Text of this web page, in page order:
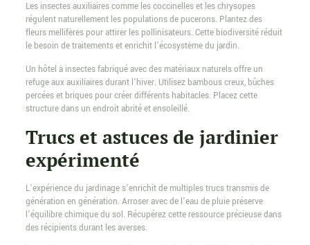
Les insectes auxiliaires comme les coccinelles et les chrysopes
régulent naturellement les populations de pucerons. Plantez des
fleurs mellifères pour attirer les pollinisateurs. Cette biodiversité réduit
le besoin de traitements et enrichit l’écosystème du jardin.
Un hôtel à insectes fabriqué avec des matériaux naturels offre un
refuge aux auxiliaires durant l’hiver. Utilisez bambous creux, bûches
percées et briques pour créer différents habitacles. Placez cette
structure dans un endroit abrité et ensoleillé.
Trucs et astuces de jardinier
expérimenté
L’expérience du jardinage s’enrichit de multiples trucs transmis de
génération en génération. Arroser avec de l’eau de pluie préserve
l’équilibre chimique du sol. Récupérez cette ressource précieuse dans
des récipients durant les averses.